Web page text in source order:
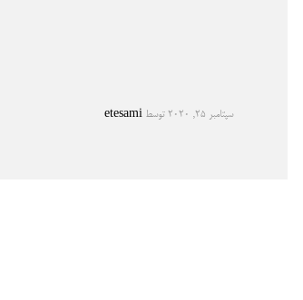
سپتامبر 25, 2020 توسطetesami